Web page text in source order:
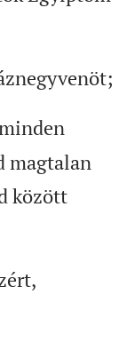
magtalan
között